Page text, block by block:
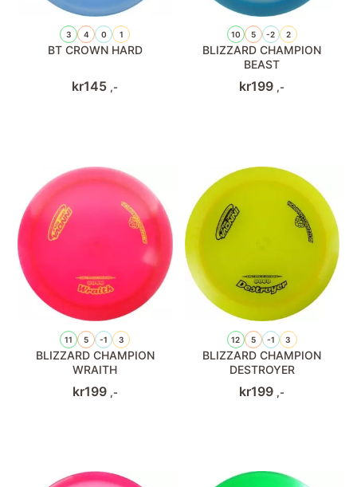
3 4 0 1
BT CROWN HARD
kr145 ,-
10 5 -2 2
BLIZZARD CHAMPION
BEAST
kr199 ,-
11 5 -1 3
BLIZZARD CHAMPION
WRAITH
kr199 ,-
12 5 -1 3
BLIZZARD CHAMPION
DESTROYER
kr199 ,-